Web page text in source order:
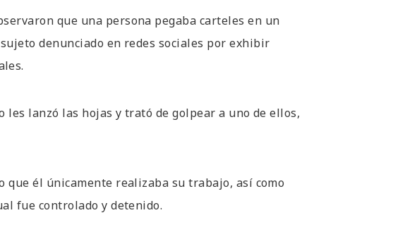
que una persona pegaba carteles en un
denunciado en redes sociales por exhibir
lanzó las hojas y trató de golpear a uno de ellos,
él únicamente realizaba su trabajo, así como
fue controlado y detenido.